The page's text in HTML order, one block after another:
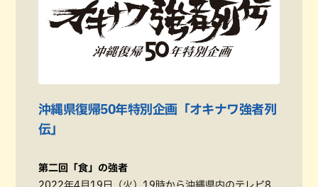
沖縄県復帰50年特別企画「オキナワ強者列
伝」
第二回「食」の強者
2022年4月19日（火）19時から沖縄県内のテレビ8